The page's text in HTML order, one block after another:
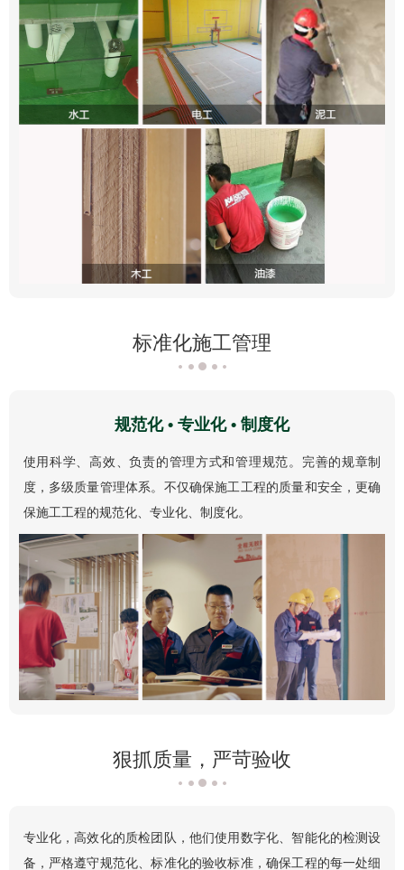
标准化施工管理
规范化 • 专业化 • 制度化
使用科学、高效、负责的管理方式和管理规范。完善的规章制
度，多级质量管理体系。不仅确保施工工程的质量和安全，更确
保施工工程的规范化、专业化、制度化。
狠抓质量，严苛验收
专业化，高效化的质检团队，他们使用数字化、智能化的检测设
备，严格遵守规范化、标准化的验收标准，确保工程的每一处细